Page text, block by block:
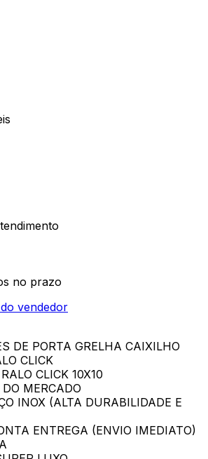
no prazo
vendedor
DE PORTA GRELHA CAIXILHO
CLICK
CLICK 10X10
MERCADO
INOX (ALTA DURABILIDADE E
ENTREGA (ENVIO IMEDIATO)